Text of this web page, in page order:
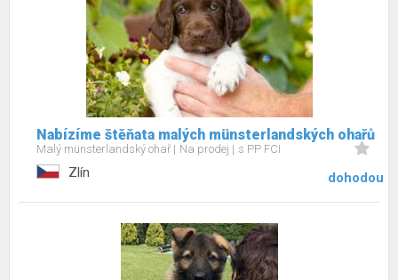
Nabízíme štěňata malých münsterlandských ohařů
Malý münsterlandský ohař Na prodej s PP FCI
Zlín dohodou